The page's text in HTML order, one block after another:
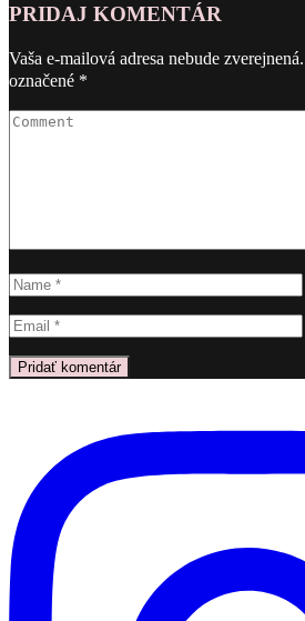
17.
októbra
Žiadne
na
PRIDAJ KOMENTÁR
Vaša e-mailová adresa nebude zverejnená.
označené *